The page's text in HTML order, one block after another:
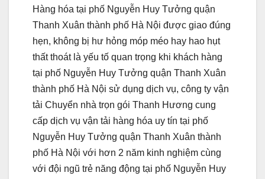
Hàng hóa tại phố Nguyễn Huy Tưởng quận
Thanh Xuân thành phố Hà Nội được giao đúng
hẹn, không bị hư hỏng móp méo hay hao hụt
thất thoát là yếu tố quan trọng khi khách hàng
tại phố Nguyễn Huy Tưởng quận Thanh Xuân
thành phố Hà Nội sử dụng dịch vụ, công ty vận
tải Chuyển nhà trọn gói Thanh Hương cung
cấp dịch vụ vận tải hàng hóa uy tín tại phố
Nguyễn Huy Tưởng quận Thanh Xuân thành
phố Hà Nội với hơn 2 năm kinh nghiệm cùng
với đội ngũ trẻ năng động tại phố Nguyễn Huy